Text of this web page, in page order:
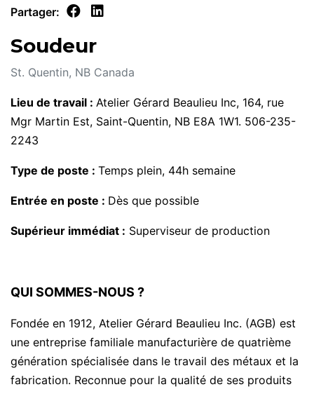
Partager:
Soudeur
St. Quentin, NB Canada
Lieu de travail : Atelier Gérard Beaulieu Inc, 164, rue
Mgr Martin Est, Saint-Quentin, NB E8A 1W1. 506-235-
2243
Type de poste : Temps plein, 44h semaine
Entrée en poste : Dès que possible
Supérieur immédiat : Superviseur de production
QUI SOMMES-NOUS ?
Fondée en 1912, Atelier Gérard Beaulieu Inc. (AGB) est
une entreprise familiale manufacturière de quatrième
génération spécialisée dans le travail des métaux et la
fabrication. Reconnue pour la qualité de ses produits